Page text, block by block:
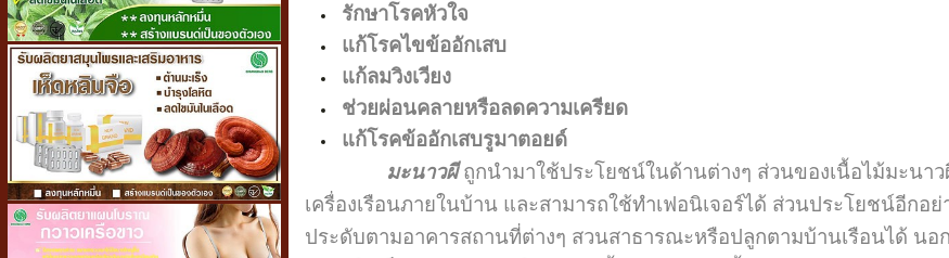
รักษาโรคหัวใจ
แก้โรคไขข้ออักเสบ
แก้ลมวิงเวียง
ช่วยผ่อนคลายหรือลดความเครียด
แก้โรคข้ออักเสบรูมาตอยด์
มะนาวผี ถูกนำมาใช้ประโยชน์ในด้านต่างๆ ส่วนของเนื้อไม้มะนา
เครื่องเรือนภายในบ้าน และสามารถใช้ทำเฟอนิเจอร์ได้ ส่วนประโยชน์อีก
ประดับตามอาคารสถานที่ต่างๆ สวนสาธารณะหรือปลูกตามบ้านเรือนได้ น